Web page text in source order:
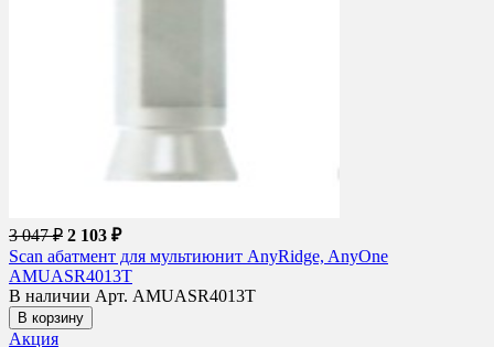
3 047 ₽ 2 103 ₽
Scan абатмент для мультиюнит AnyRidge, AnyOne
AMUASR4013T
В наличии Арт. AMUASR4013T
В корзину
Акция